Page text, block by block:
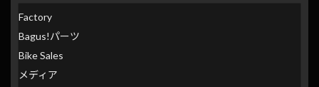
Factory
Bagus!パーツ
Bike Sales
メディア